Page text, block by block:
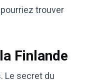
trouver
Finlande
Le secret du